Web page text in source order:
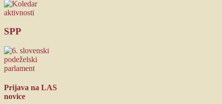
SPP
Prijava na LAS
novice